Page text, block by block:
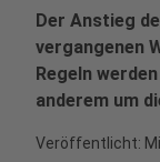
Der Anstieg
vergangenen
Regeln
anderem um
Veröffentlicht: